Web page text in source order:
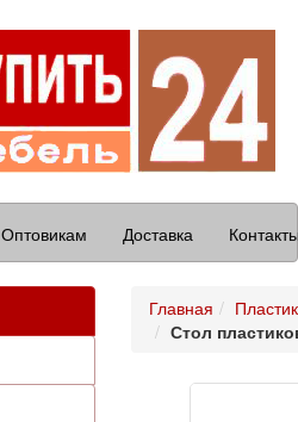
Оптовикам Доставка
Главная
Стол